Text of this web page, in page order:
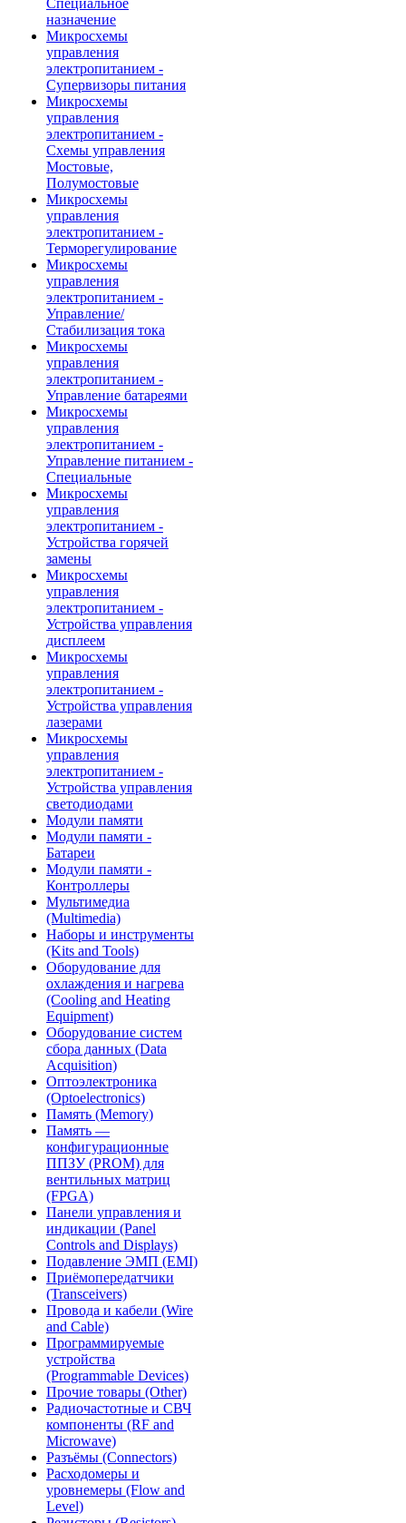
Специальное
назначение
Микросхемы
управления
электропитанием -
Супервизоры питания
Микросхемы
управления
электропитанием -
Схемы управления
Мостовые,
Полумостовые
Микросхемы
управления
электропитанием -
Терморегулирование
Микросхемы
управления
электропитанием -
Управление/
Стабилизация тока
Микросхемы
управления
электропитанием -
Управление батареями
Микросхемы
управления
электропитанием -
Управление питанием -
Специальные
Микросхемы
управления
электропитанием -
Устройства горячей
замены
Микросхемы
управления
электропитанием -
Устройства управления
дисплеем
Микросхемы
управления
электропитанием -
Устройства управления
лазерами
Микросхемы
управления
электропитанием -
Устройства управления
светодиодами
Модули памяти
Модули памяти -
Батареи
Модули памяти -
Контроллеры
Мультимедиа
(Multimedia)
Наборы и инструменты
(Kits and Tools)
Оборудование для
охлаждения и нагрева
(Cooling and Heating
Equipment)
Оборудование систем
сбора данных (Data
Acquisition)
Оптоэлектроника
(Optoelectronics)
Память (Memory)
Память —
конфигурационные
ППЗУ (PROM) для
вентильных матриц
(FPGA)
Панели управления и
индикации (Panel
Controls and Displays)
Подавление ЭМП (EMI)
Приёмопередатчики
(Transceivers)
Провода и кабели (Wire
and Cable)
Программируемые
устройства
(Programmable Devices)
Прочие товары (Other)
Радиочастотные и СВЧ
компоненты (RF and
Microwave)
Разъёмы (Connectors)
Расходомеры и
уровнемеры (Flow and
Level)